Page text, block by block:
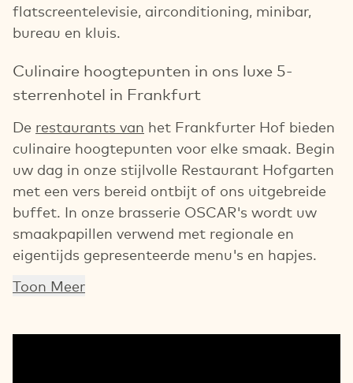
flatscreentelevisie, airconditioning, minibar,
bureau en kluis.
Culinaire hoogtepunten in ons luxe 5-
sterrenhotel in Frankfurt
De restaurants van het Frankfurter Hof bieden
culinaire hoogtepunten voor elke smaak. Begin
uw dag in onze stijlvolle Restaurant Hofgarten
met een vers bereid ontbijt of ons uitgebreide
buffet. In onze brasserie OSCAR's wordt uw
smaakpapillen verwend met regionale en
eigentijds gepresenteerde menu's en hapjes.
Toon Meer